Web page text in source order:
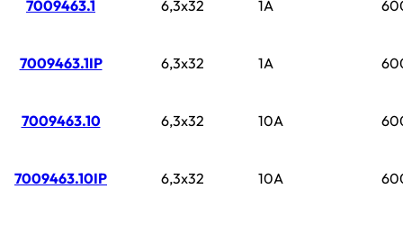
7009463.1 6,3x32 1A
7009463.1IP 6,3x32 1A
7009463.10 6,3x32 10A
7009463.10IP 6,3x32 10A